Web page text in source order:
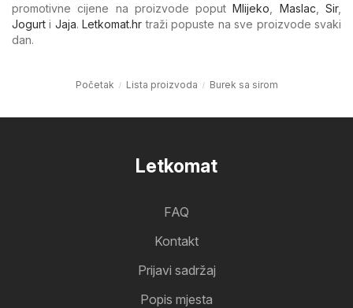
promotivne cijene na proizvode poputMlijeko Maslac ,Sir,
Jogurt i Jaja.Letkomat.hr traži popuste na sve proizvode svaki
dan.
Početak Lista proizvoda Burek sa sirom
Letkomat
FAQ
Kontakt
Prijavi sadržaj
Popis mjesta